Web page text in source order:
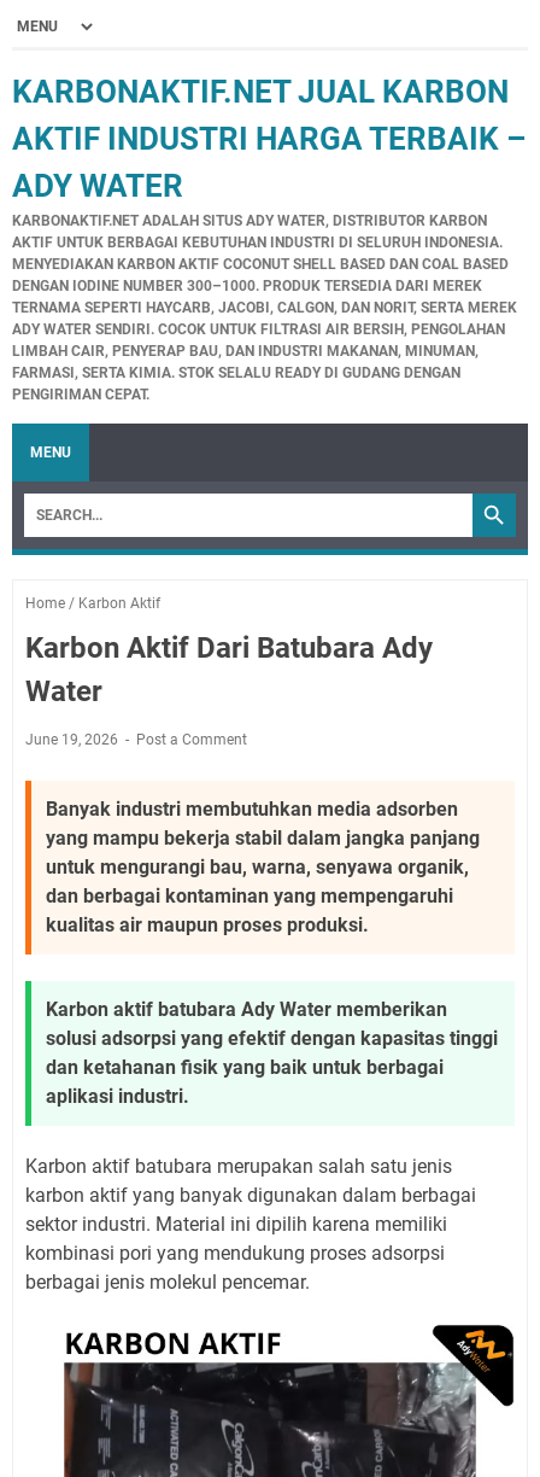
KARBONAKTIF.NET JUAL KARBON
AKTIF INDUSTRI HARGA TERBAIK –
ADY WATER
KARBONAKTIF.NET ADALAH SITUS ADY WATER, DISTRIBUTOR KARBON
AKTIF UNTUK BERBAGAI KEBUTUHAN INDUSTRI DI SELURUH INDONESIA.
MENYEDIAKAN KARBON AKTIF COCONUT SHELL BASED DAN COAL BASED
DENGAN IODINE NUMBER 300–1000. PRODUK TERSEDIA DARI MEREK
TERNAMA SEPERTI HAYCARB, JACOBI, CALGON, DAN NORIT, SERTA MEREK
ADY WATER SENDIRI. COCOK UNTUK FILTRASI AIR BERSIH, PENGOLAHAN
LIMBAH CAIR, PENYERAP BAU, DAN INDUSTRI MAKANAN, MINUMAN,
FARMASI, SERTA KIMIA. STOK SELALU READY DI GUDANG DENGAN
PENGIRIMAN CEPAT.
MENU
Home / Karbon Aktif
Karbon Aktif Dari Batubara Ady
Water
June 19, 2026 Post a Comment
Banyak industri membutuhkan media adsorben
yang mampu bekerja stabil dalam jangka panjang
untuk mengurangi bau, warna, senyawa organik,
dan berbagai kontaminan yang mempengaruhi
kualitas air maupun proses produksi.
Karbon aktif batubara Ady Water memberikan
solusi adsorpsi yang efektif dengan kapasitas tinggi
dan ketahanan fisik yang baik untuk berbagai
aplikasi industri.
Karbon aktif batubara merupakan salah satu jenis
karbon aktif yang banyak digunakan dalam berbagai
sektor industri. Material ini dipilih karena memiliki
kombinasi pori yang mendukung proses adsorpsi
berbagai jenis molekul pencemar.